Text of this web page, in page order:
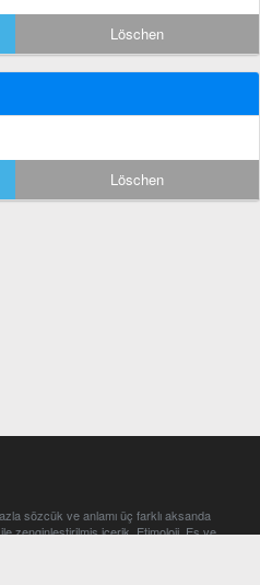
Löschen
Löschen
sözcük ve anlamı üç farklı aksanda
zenginleştirilmiş içerik. Etimoloji, Eş ve